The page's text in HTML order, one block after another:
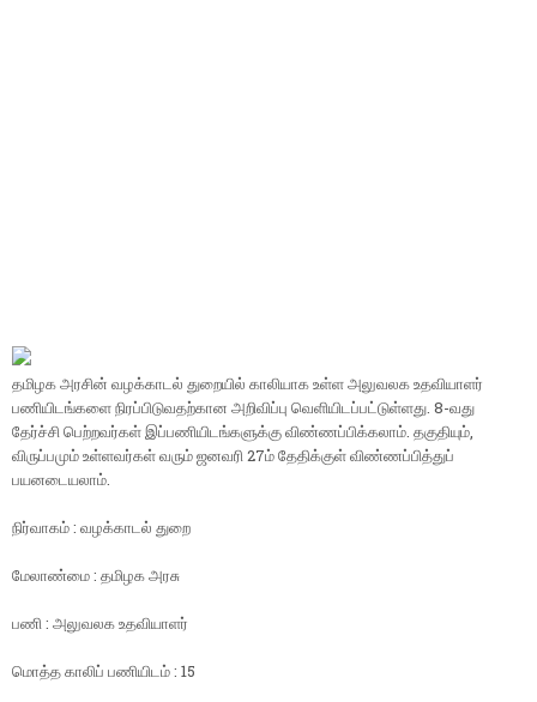
தமிழக அரசின் வழக்காடல் துறையில் காலியாக உள்ள அலுவலக உதவியாளர்
பணியிடங்களை நிரப்பிடுவதற்கான அறிவிப்பு வெளியிடப்பட்டுள்ளது. 8-வது
தேர்ச்சி பெற்றவர்கள் இப்பணியிடங்களுக்கு விண்ணப்பிக்கலாம். தகுதியும்,
விருப்பமும் உள்ளவர்கள் வரும் ஜனவரி 27ம் தேதிக்குள் விண்ணப்பித்துப்
பயனடையலாம்.
நிர்வாகம் : வழக்காடல் துறை
மேலாண்மை : தமிழக அரசு
பணி : அலுவலக உதவியாளர்
மொத்த காலிப் பணியிடம் : 15